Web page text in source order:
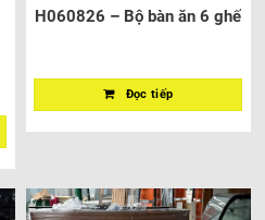
H060826 – Bộ bàn ăn 6 ghế
Đọc tiếp